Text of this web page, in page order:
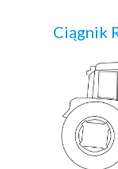
Ciągnik